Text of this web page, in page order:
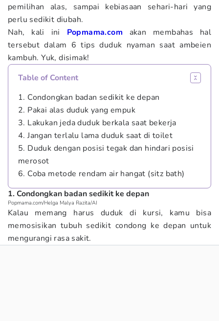
pemilihan alas, sampai kebiasaan sehari-hari yang
perlu sedikit diubah.
Nah, kali ini Popmama.com akan membahas hal
tersebut dalam 6 tips duduk nyaman saat ambeien
kambuh. Yuk, disimak!
Table of Content
1. Condongkan badan sedikit ke depan
2. Pakai alas duduk yang empuk
3. Lakukan jeda duduk berkala saat bekerja
4. Jangan terlalu lama duduk saat di toilet
5. Duduk dengan posisi tegak dan hindari posisi
merosot
6. Coba metode rendam air hangat (sitz bath)
1. Condongkan badan sedikit ke depan
Popmama.com/Helga Malya Razita/AI
Kalau memang harus duduk di kursi, kamu bisa
memosisikan tubuh sedikit condong ke depan untuk
mengurangi rasa sakit.